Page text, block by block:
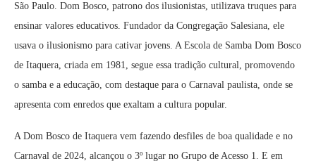
São Paulo. Dom Bosco, patrono dos ilusionistas, utilizava truques para
ensinar valores educativos. Fundador da Congregação Salesiana, ele
usava o ilusionismo para cativar jovens. A Escola de Samba Dom Bosco
de Itaquera, criada em 1981, segue essa tradição cultural, promovendo
o samba e a educação, com destaque para o Carnaval paulista, onde se
apresenta com enredos que exaltam a cultura popular.
A Dom Bosco de Itaquera vem fazendo desfiles de boa qualidade e no
Carnaval de 2024, alcançou o 3º lugar no Grupo de Acesso 1. E em